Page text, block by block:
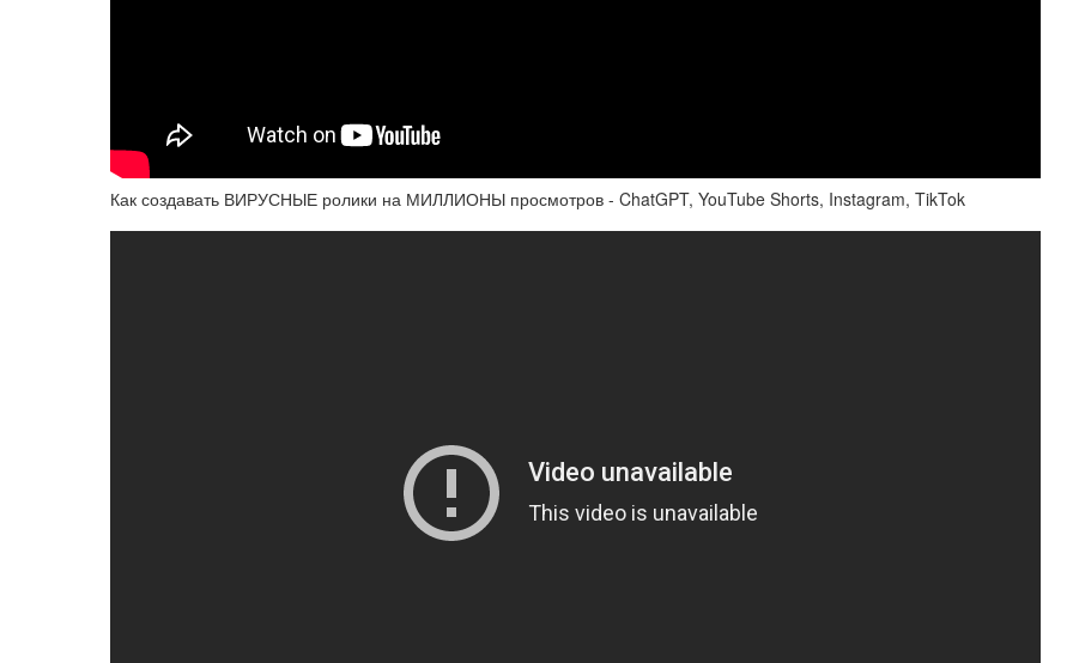
Как создавать ВИРУСНЫЕ ролики на МИЛЛИОНЫ просмотров - ChatGPT, YouTube Shorts, Instagram, TikTok